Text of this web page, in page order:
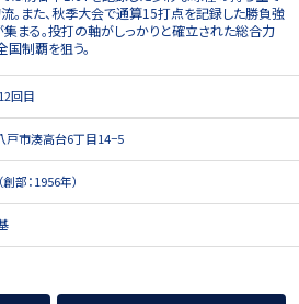
。また、秋季大会で通算15打点を記録した勝負強
まる。投打の軸がしっかりと確立された総合力
制覇を狙う。
回目
戸市湊高台6丁目14−5
部：1956年）